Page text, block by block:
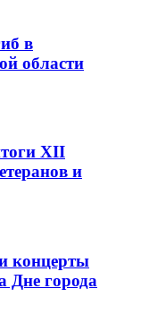
в
области
XII
и
концерты
Дне города